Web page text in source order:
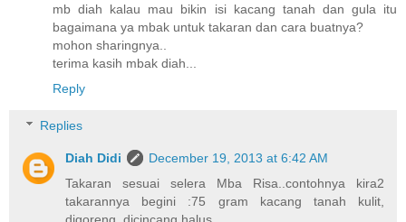
mb diah kalau mau bikin isi kacang tanah dan gula itu
bagaimana ya mbak untuk takaran dan cara buatnya?
mohon sharingnya..
terima kasih mbak diah...
Reply
Replies
Diah Didi
December 19, 2013 at 6:42 AM
Takaran sesuai selera Mba Risa..contohnya kira2
takarannya begini :75 gram kacang tanah kulit,